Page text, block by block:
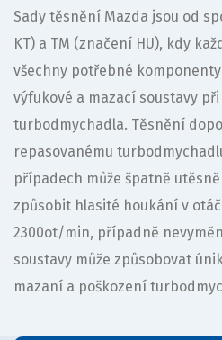
Sady těsnění Mazda jsou od
KT) a TM (značení HU), kdy
všechny potřebné
výfukové a mazací soustavy
turbodmychadla. Těsnění
repasovanému
případech může špatně
způsobit hlasité houkání v
2300ot/min, případně
soustavy může způsobovat
mazaní a poškození